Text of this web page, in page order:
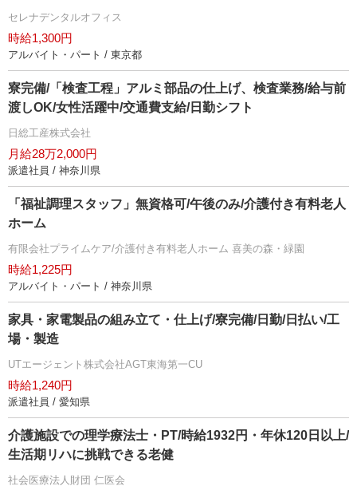
セレナデンタルオフィス
時給1,300円
アルバイト・パート / 東京都
寮完備/「検査工程」アルミ部品の仕上げ、検査業務/給与前
渡しOK/女性活躍中/交通費支給/日勤シフト
日総工産株式会社
月給28万2,000円
派遣社員 / 神奈川県
「福祉調理スタッフ」無資格可/午後のみ/介護付き有料老人
ホーム
有限会社プライムケア/介護付き有料老人ホーム 喜美の森・緑園
時給1,225円
アルバイト・パート / 神奈川県
家具・家電製品の組み立て・仕上げ/寮完備/日勤/日払い/工
場・製造
UTエージェント株式会社AGT東海第一CU
時給1,240円
派遣社員 / 愛知県
介護施設での理学療法士・PT/時給1932円・年休120日以上/
生活期リハに挑戦できる老健
社会医療法人財団 仁医会